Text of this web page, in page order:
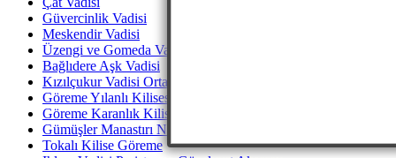
Güvercinlik Vadisi
Meskendir Vadisi
Üzengi ve Gomeda Vadileri
Bağlıdere Aşk Vadisi
Kızılçukur Vadisi Ortahisar
Göreme Yılanlı Kilisesi
Göreme Karanlık Kilise
Gümüşler Manastırı Niğde
Tokalı Kilise Göreme